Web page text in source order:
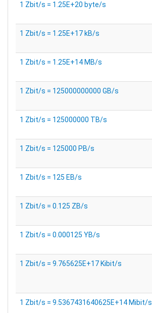
1 Zbit/s = 1.25E+20 byte/s
1 Zbit/s = 1.25E+17 kB/s
1 Zbit/s = 1.25E+14 MB/s
1 Zbit/s = 125000000000 GB/s
1 Zbit/s = 125000000 TB/s
1 Zbit/s = 125000 PB/s
1 Zbit/s = 125 EB/s
1 Zbit/s = 0.125 ZB/s
1 Zbit/s = 0.000125 YB/s
1 Zbit/s = 9.765625E+17 Kibit/s
1 Zbit/s = 9.5367431640625E+14 Mibit/s